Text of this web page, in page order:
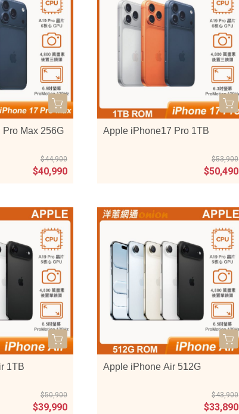
Max 256G
$44,900
$40,990
Apple iPhone17 Pro 1TB
$53,900
$50,490
1TB
$50,900
$39,990
Apple iPhone Air 512G
$43,900
$33,890